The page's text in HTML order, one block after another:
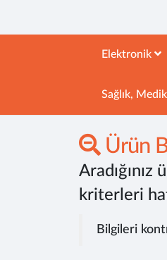
Elektronik
Sağlık,
Ürün
kriterleri
Bilgileri